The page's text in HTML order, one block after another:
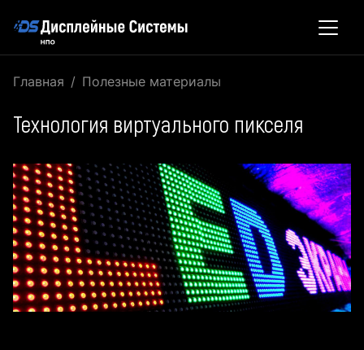
Главная Полезные материалы
Технология виртуального пикселя